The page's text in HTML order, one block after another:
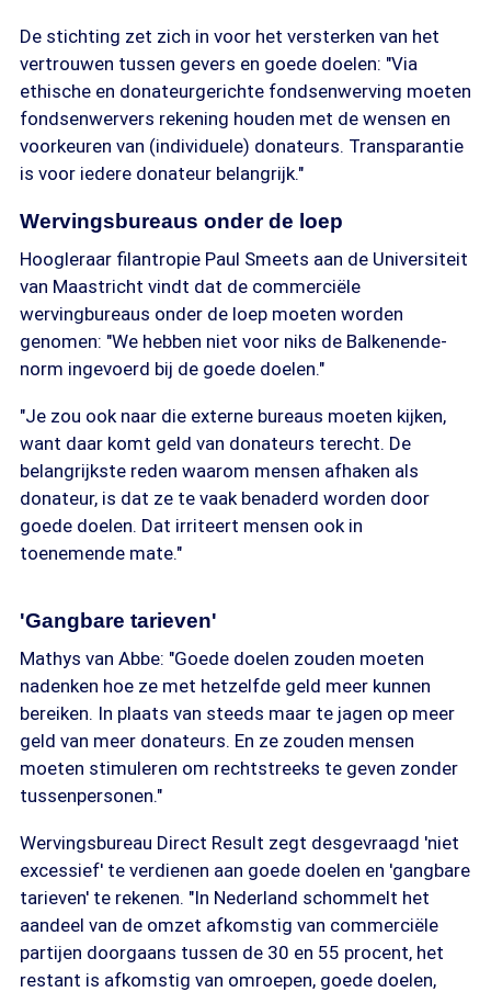
De stichting zet zich in voor het versterken van het
vertrouwen tussen gevers en goede doelen: "Via
ethische en donateurgerichte fondsenwerving moeten
fondsenwervers rekening houden met de wensen en
voorkeuren van (individuele) donateurs. Transparantie
is voor iedere donateur belangrijk."
Wervingsbureaus onder de loep
Hoogleraar filantropie Paul Smeets aan de Universiteit
van Maastricht vindt dat de commerciële
wervingbureaus onder de loep moeten worden
genomen: "We hebben niet voor niks de Balkenende-
norm ingevoerd bij de goede doelen."
"Je zou ook naar die externe bureaus moeten kijken,
want daar komt geld van donateurs terecht. De
belangrijkste reden waarom mensen afhaken als
donateur, is dat ze te vaak benaderd worden door
goede doelen. Dat irriteert mensen ook in
toenemende mate."
'Gangbare tarieven'
Mathys van Abbe: "Goede doelen zouden moeten
nadenken hoe ze met hetzelfde geld meer kunnen
bereiken. In plaats van steeds maar te jagen op meer
geld van meer donateurs. En ze zouden mensen
moeten stimuleren om rechtstreeks te geven zonder
tussenpersonen."
Wervingsbureau Direct Result zegt desgevraagd 'niet
excessief' te verdienen aan goede doelen en 'gangbare
tarieven' te rekenen. "In Nederland schommelt het
aandeel van de omzet afkomstig van commerciële
partijen doorgaans tussen de 30 en 55 procent, het
restant is afkomstig van omroepen, goede doelen,